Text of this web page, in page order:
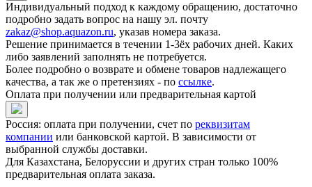
Индивидуальный подход к каждому обращению, достаточно
подробно задать вопрос на нашу эл. почту
zakaz@shop.aquazon.ru, указав номера заказа.
Решение принимается в течении 1-3ёх рабочих дней. Каких
либо заявлений заполнять не потребуется.
Более подробно о возврате и обмене товаров надлежащего
качества, а так же о претензиях - по ссылке.
Оплата при получении или предварительная картой
Россия: оплата при получении, счет по реквизитам
компании или банковской картой. В зависимости от
выбранной службы доставки.
Для Казахстана, Белоруссии и других стран только 100%
предварительная оплата заказа.